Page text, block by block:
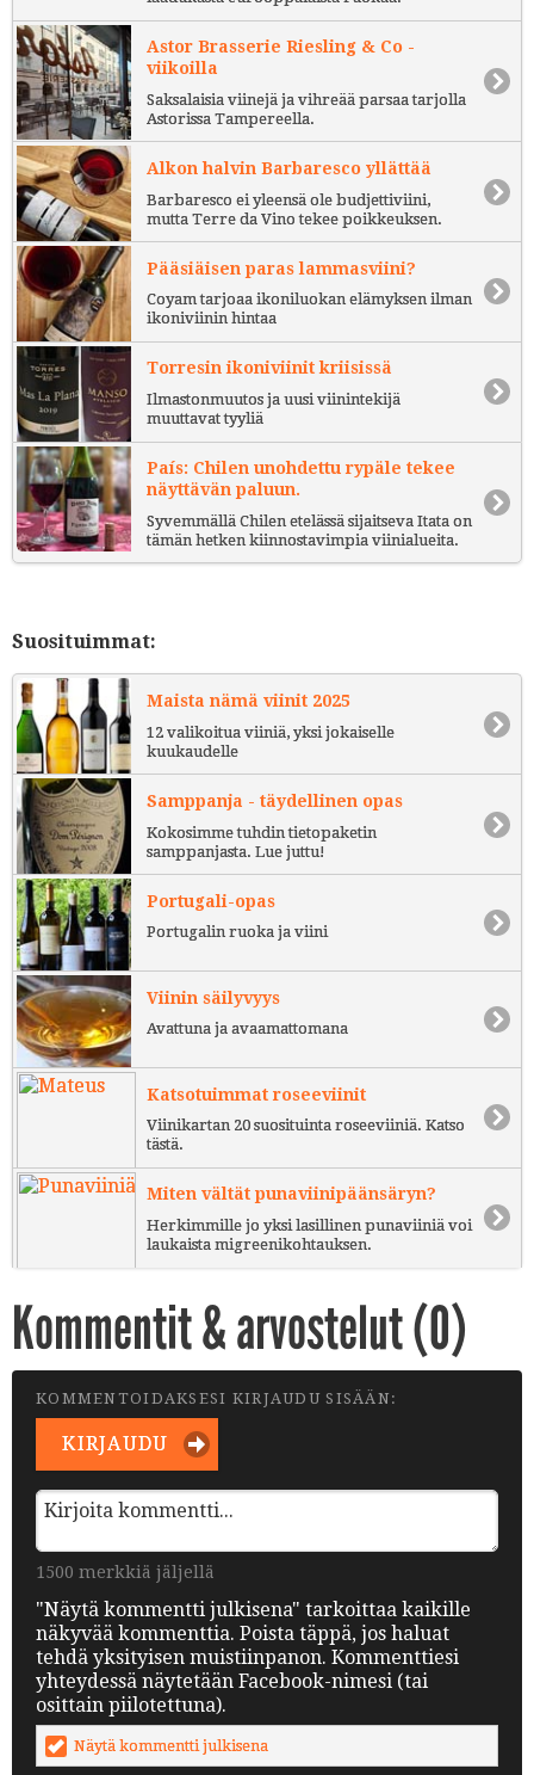
Astor Brasserie Riesling & Co -
viikoilla
Saksalaisia viinejä ja vihreää parsaa tarjolla
Astorissa Tampereella.
Alkon halvin Barbaresco yllättää
Barbaresco ei yleensä ole budjettiviini,
mutta Terre da Vino tekee poikkeuksen.
Pääsiäisen paras lammasviini?
Coyam tarjoaa ikoniluokan elämyksen ilman
ikoniviinin hintaa
Torresin ikoniviinit kriisissä
Ilmastonmuutos ja uusi viinintekijä
muuttavat tyyliä
País: Chilen unohdettu rypäle tekee
näyttävän paluun.
Syvemmällä Chilen etelässä sijaitseva Itata on
tämän hetken kiinnostavimpia viinialueita.
Suosituimmat:
Maista nämä viinit 2025
12 valikoitua viiniä, yksi jokaiselle
kuukaudelle
Samppanja - täydellinen opas
Kokosimme tuhdin tietopaketin
samppanjasta. Lue juttu!
Portugali-opas
Portugalin ruoka ja viini
Viinin säilyvyys
Avattuna ja avaamattomana
Katsotuimmat roseeviinit
Viinikartan 20 suosituinta roseeviiniä. Katso
tästä.
Miten vältät punaviinipäänsäryn?
Herkimmille jo yksi lasillinen punaviiniä voi
laukaista migreenikohtauksen.
Kommentit & arvostelut (0)
KOMMENTOIDAKSESI KIRJAUDU SISÄÄN:
KIRJAUDU
1500 merkkiä jäljellä
"Näytä kommentti julkisena" tarkoittaa kaikille
näkyvää kommenttia. Poista täppä, jos haluat
tehdä yksityisen muistiinpanon. Kommenttiesi
yhteydessä näytetään Facebook-nimesi (tai
osittain piilotettuna).
Näytä kommentti julkisena